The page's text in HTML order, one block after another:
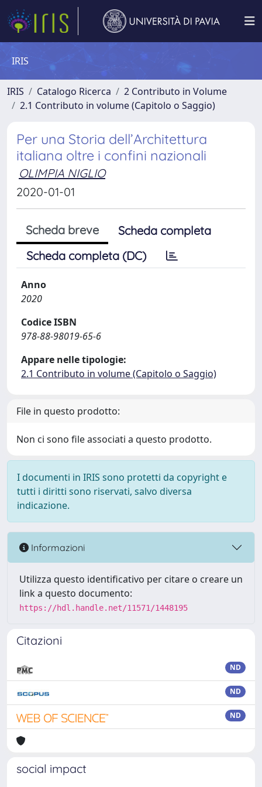
IRIS
IRIS Catalogo Ricerca
2 Contributo in Volume
2.1 Contributo in volume (Capitolo o Saggio)
Per una Storia dell’Architettura
italiana oltre i confini nazionali
OLIMPIA NIGLIO
2020-01-01
Scheda breve
Scheda completa
Scheda completa (DC)
Anno
2020
Codice ISBN
978-88-98019-65-6
Appare nelle tipologie:
2.1 Contributo in volume (Capitolo o Saggio)
File in questo prodotto:
Non ci sono file associati a questo prodotto.
I documenti in IRIS sono protetti da copyright e
tutti i diritti sono riservati, salvo diversa
indicazione.
Informazioni
Utilizza questo identificativo per citare o creare un
link a questo documento:
https://hdl.handle.net/11571/1448195
Citazioni
ND
ND
ND
social impact